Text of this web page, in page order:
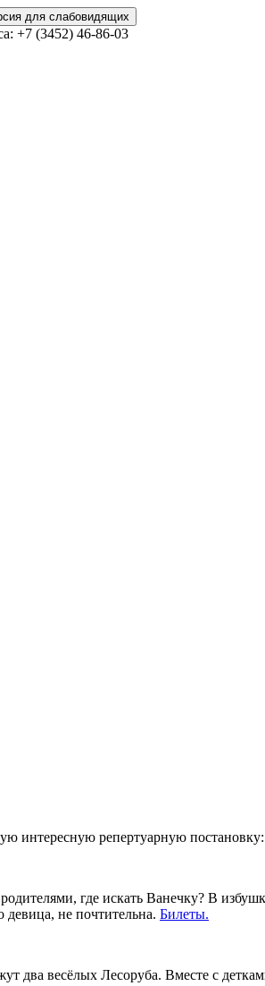
для слабовидящих
+7 (3452) 46-86-03
интересную репертуарную постановку:
где искать Ванечку? В
не почтительна. Билеты.
два весёлых Лесоруба. Вместе с